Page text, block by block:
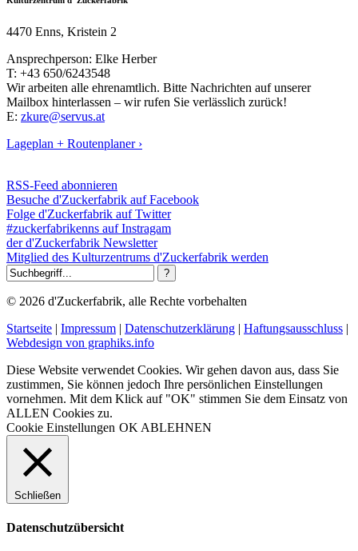
4470 Enns, Kristein 2
Ansprechperson: Elke Herber
T: +43 650/6243548
Wir arbeiten alle ehrenamtlich. Bitte Nachrichten auf unserer
Mailbox hinterlassen – wir rufen Sie verlässlich zurück!
E: zkure@servus.at
Lageplan + Routenplaner ›
RSS-Feed abonnieren
Besuche d'Zuckerfabrik auf Facebook
Folge d'Zuckerfabrik auf Twitter
#zuckerfabrikenns auf Instragam
der d'Zuckerfabrik Newsletter
Mitglied des Kulturzentrums d'Zuckerfabrik werden
© 2026 d'Zuckerfabrik, alle Rechte vorbehalten
Startseite | Impressum | Datenschutzerklärung | Haftungsausschluss |
Webdesign von graphiks.info
Diese Website verwendet Cookies. Wir gehen davon aus, dass Sie
zustimmen, Sie können jedoch Ihre persönlichen Einstellungen
vornehmen. Mit dem Klick auf "OK" stimmen Sie dem Einsatz von
ALLEN Cookies zu.
Cookie Einstellungen OK ABLEHNEN
Schließen
Datenschutzübersicht